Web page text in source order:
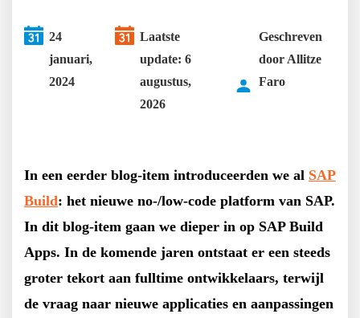
24
januari,
2024
Laatste
update: 6
augustus,
2026
Geschreven
door Allitze
Faro
In een eerder blog-item introduceerden we al SAP
Build: het nieuwe no-/low-code platform van SAP.
In dit blog-item gaan we dieper in op SAP Build
Apps. In de komende jaren ontstaat er een steeds
groter tekort aan fulltime ontwikkelaars, terwijl
de vraag naar nieuwe applicaties en aanpassingen